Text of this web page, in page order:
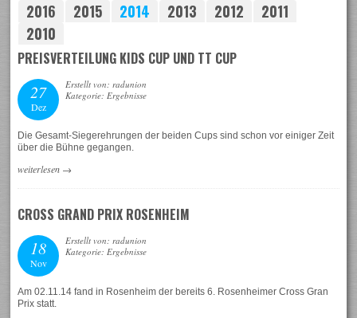
2016
2015 2014 2013 2012
2011
2010
PREISVERTEILUNG KIDS CUP UND TT CUP
27
Dez
Erstellt von: radunion
Kategorie: Ergebnisse
Die Gesamt-Siegerehrungen der beiden Cups sind schon vor einiger Zeit
über die Bühne gegangen.
weiterlesen →
CROSS GRAND PRIX ROSENHEIM
18
Nov
Erstellt von: radunion
Kategorie: Ergebnisse
Am 02.11.14 fand in Rosenheim der bereits 6. Rosenheimer Cross Gran
Prix statt.